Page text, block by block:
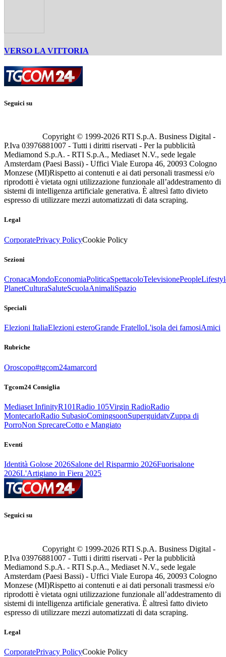
VERSO LA VITTORIA
Seguici su
Copyright © 1999-2026 RTI S.p.A. Business Digital -
P.Iva 03976881007 - Tutti i diritti riservati - Per la pubblicità
Mediamond S.p.A. - RTI S.p.A., Mediaset N.V., sede legale
Amsterdam (Paesi Bassi) - Uffici Viale Europa 46, 20093 Cologno
Monzese (MI)Rispetto ai contenuti e ai dati personali trasmessi e/o
riprodotti è vietata ogni utilizzazione funzionale all’addestramento di
sistemi di intelligenza artificiale generativa. È altresì fatto divieto
espresso di utilizzare mezzi automatizzati di data scraping.
Legal
CorporatePrivacy PolicyCookie Policy
Sezioni
CronacaMondoEconomiaPoliticaSpettacoloTelevisionePeople
PlanetCulturaSaluteScuolaAnimaliSpazio
Speciali
Elezioni ItaliaElezioni esteroGrande FratelloL'isola dei famosiAmici
Rubriche
Oroscopo#tgcom24amarcord
Tgcom24 Consiglia
Mediaset InfinityR101Radio 105Virgin RadioRadio
MontecarloRadio SubasioComingsoonSuperguidatvZuppa di
PorroNon SprecareCotto e Mangiato
Eventi
Identità Golose 2026Salone del Risparmio 2026Fuorisalone
2026L'Artigiano in Fiera 2025
Seguici su
Copyright © 1999-2026 RTI S.p.A. Business Digital -
P.Iva 03976881007 - Tutti i diritti riservati - Per la pubblicità
Mediamond S.p.A. - RTI S.p.A., Mediaset N.V., sede legale
Amsterdam (Paesi Bassi) - Uffici Viale Europa 46, 20093 Cologno
Monzese (MI)Rispetto ai contenuti e ai dati personali trasmessi e/o
riprodotti è vietata ogni utilizzazione funzionale all’addestramento di
sistemi di intelligenza artificiale generativa. È altresì fatto divieto
espresso di utilizzare mezzi automatizzati di data scraping.
Legal
CorporatePrivacy PolicyCookie Policy